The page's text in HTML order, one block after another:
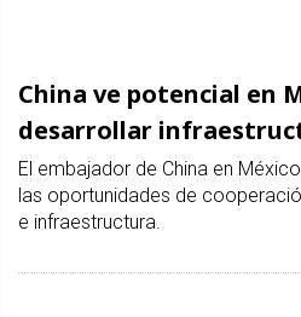
China ve potencial en
desarrollar
El embajador de China en
las oportunidades de
e infraestructura.